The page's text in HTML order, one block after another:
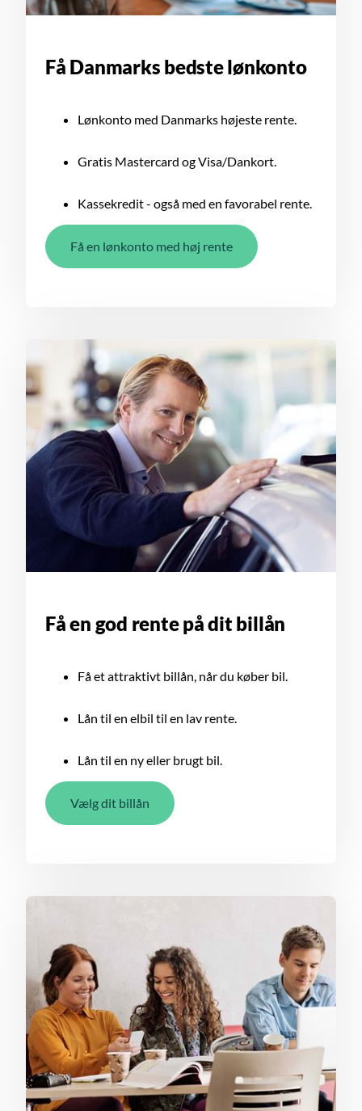
Få Danmarks bedste lønkonto
Lønkonto med Danmarks højeste rente.
Gratis Mastercard og Visa/Dankort.
Kassekredit - også med en favorabel rente.
Få en lønkonto med høj rente
Få en god rente på dit billån
Få et attraktivt billån, når du køber bil.
Lån til en elbil til en lav rente.
Lån til en ny eller brugt bil.
Vælg dit billån